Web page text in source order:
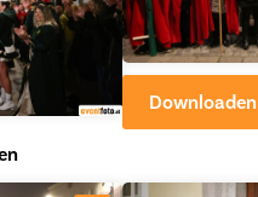
Downloaden